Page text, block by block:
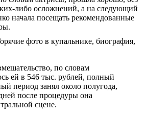
либо осложнений, а на следующий
начала посещать рекомендованные
по словам
ей в 546 тыс. рублей, полный
период занял около полугода,
после процедуры она
сцене.